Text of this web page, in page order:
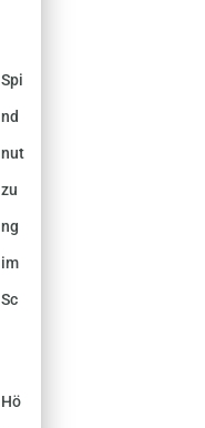
Spi
nd
nut
zu
ng
im
Sc
Hö